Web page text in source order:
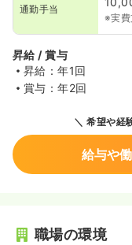
通勤手当
※実
昇給 / 賞与
昇給：年1回
賞与：年2回
希望や経
給与や
職場の環境